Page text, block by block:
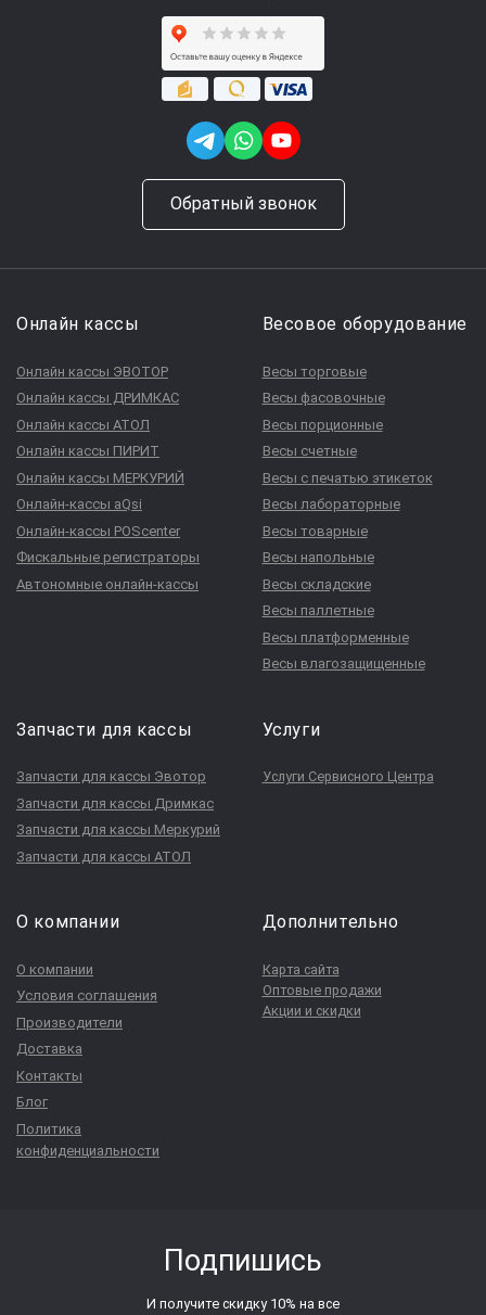
Обратный звонок
Онлайн кассы
Онлайн кассы ЭВОТОР
Онлайн кассы ДРИМКАС
Онлайн кассы АТОЛ
Онлайн кассы ПИРИТ
Онлайн кассы МЕРКУРИЙ
Онлайн-кассы aQsi
Онлайн-кассы POScenter
Фискальные регистраторы
Автономные онлайн-кассы
Весовое оборудование
Весы торговые
Весы фасовочные
Весы порционные
Весы счетные
Весы с печатью этикеток
Весы лабораторные
Весы товарные
Весы напольные
Весы складские
Весы паллетные
Весы платформенные
Весы влагозащищенные
Запчасти для кассы
Запчасти для кассы Эвотор
Запчасти для кассы Дримкас
Запчасти для кассы Меркурий
Запчасти для кассы АТОЛ
Услуги
Услуги Сервисного Центра
О компании
О компании
Условия соглашения
Производители
Доставка
Контакты
Блог
Политика
конфиденциальности
Дополнительно
Карта сайта
Оптовые продажи
Акции и скидки
Подпишись
И получите скидку 10% на все